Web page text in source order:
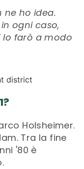
ne ho idea.
ogni caso,
lo farò a modo
Holsheimer.
Tra la fine
'80 è